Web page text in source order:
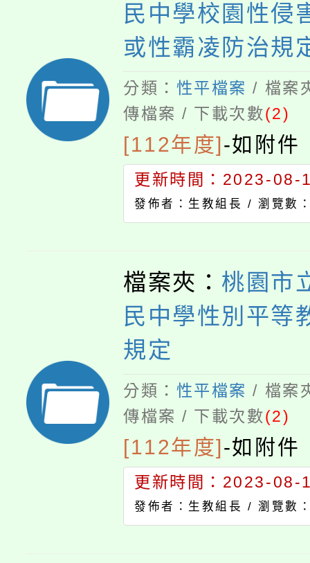
民中學校園性侵
或性霸凌防治規
分類： 性平檔案 / 檔案
傳檔案 / 下載次數(2)
[112年度]-如附件
更新時間：2023-08-
發佈者：生教組長 /瀏覽數
檔案夾： 桃園市
民中學性別平等
規定
分類： 性平檔案 / 檔案
傳檔案 / 下載次數(2)
[112年度]-如附件
更新時間：2023-08-
發佈者：生教組長 /瀏覽數